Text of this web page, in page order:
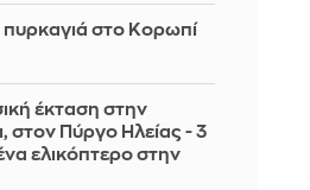
στο Κορωπί
έκταση στην
στον Πύργο Ηλείας - 3
ελικόπτερο στην